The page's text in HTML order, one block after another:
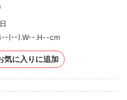
(--).W--.H--cm
に入りに追加